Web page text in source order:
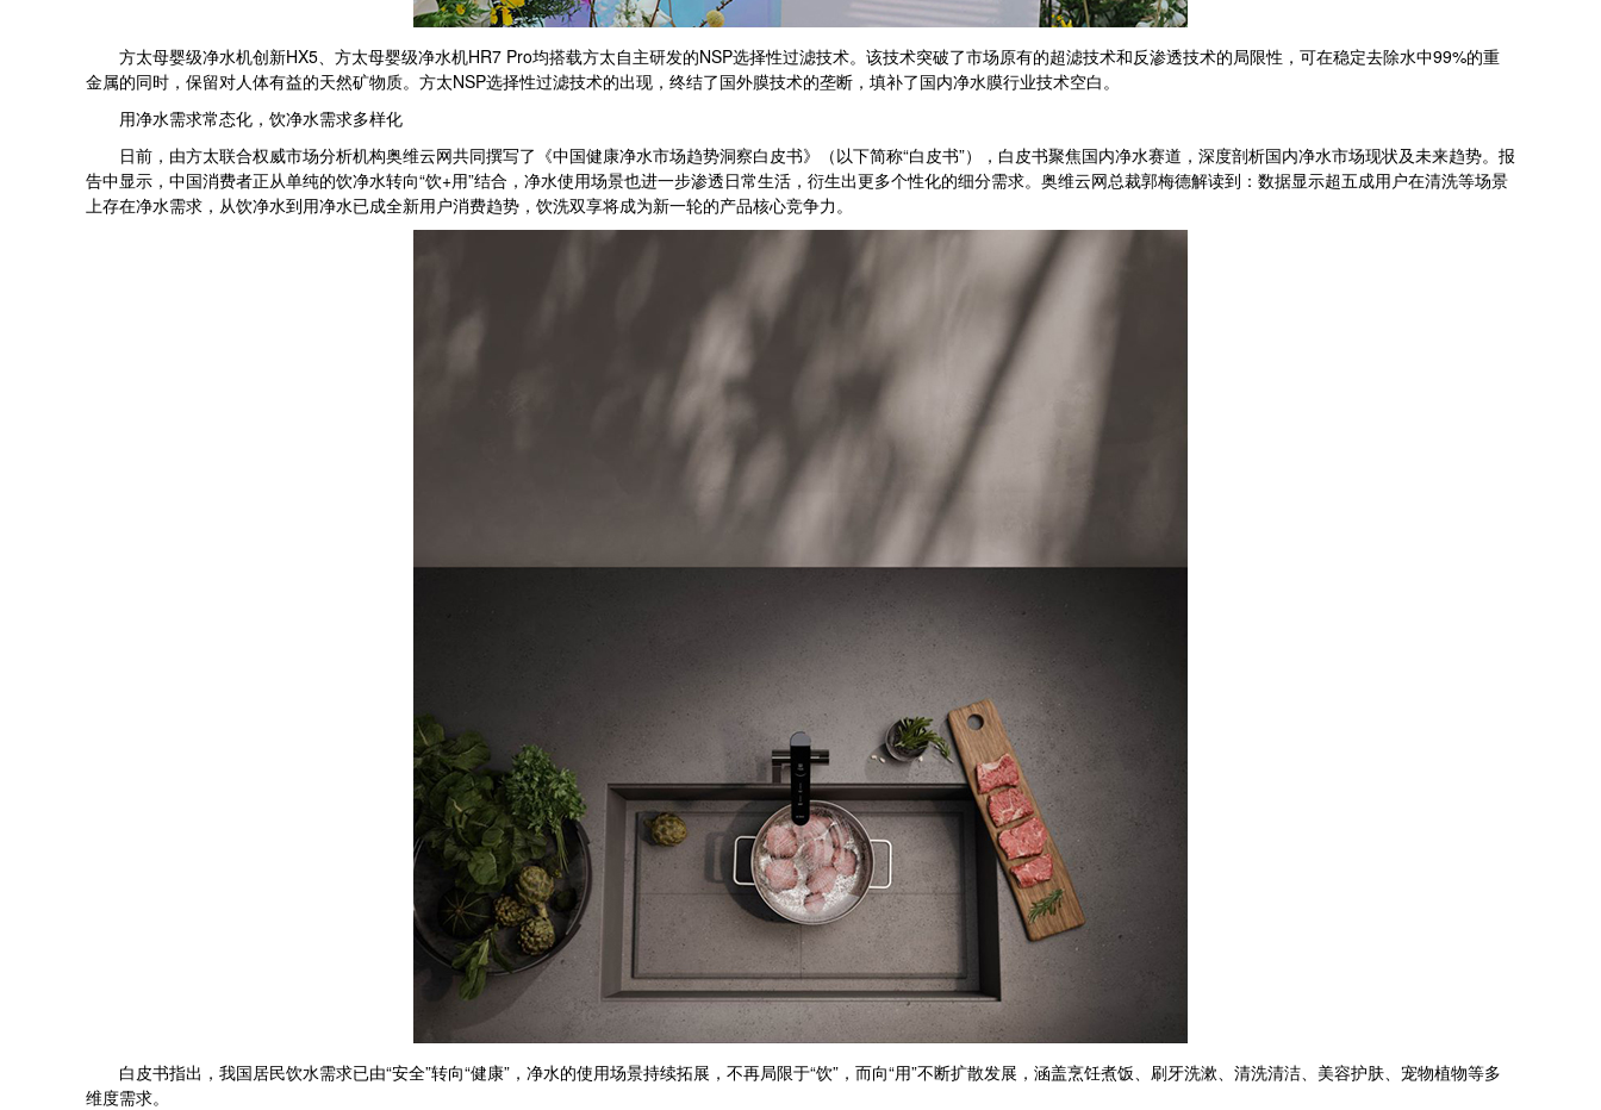
方太母婴级净水机创新HX5、方太母婴级净水机HR7 Pro均搭载方太自主研发的NSP选择性过滤技术。该技术突破了市场原有的超滤技术和反渗透技术的局限性，可在稳定去除水中99%的重
金属的同时，保留对人体有益的天然矿物质。方太NSP选择性过滤技术的出现，终结了国外膜技术的垄断，填补了国内净水膜行业技术空白。
用净水需求常态化，饮净水需求多样化
日前，由方太联合权威市场分析机构奥维云网共同撰写了《中国健康净水市场趋势洞察白皮书》（以下简称“白皮书”），白皮书聚焦国内净水赛道，深度剖析国内净水市场现状及未来趋势。报
告中显示，中国消费者正从单纯的饮净水转向“饮+用”结合，净水使用场景也进一步渗透日常生活，衍生出更多个性化的细分需求。奥维云网总裁郭梅德解读到：数据显示超五成用户在清洗等场景
上存在净水需求，从饮净水到用净水已成全新用户消费趋势，饮洗双享将成为新一轮的产品核心竞争力。
白皮书指出，我国居民饮水需求已由“安全”转向“健康”，净水的使用场景持续拓展，不再局限于“饮”，而向“用”不断扩散发展，涵盖烹饪煮饭、刷牙洗漱、清洗清洁、美容护肤、宠物植物等多
维度需求。